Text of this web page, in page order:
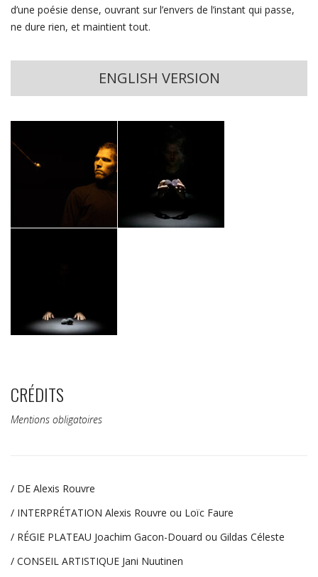
d’une poésie dense, ouvrant sur l’envers de l’instant qui passe,
ne dure rien, et maintient tout.
ENGLISH VERSION
CRÉDITS
Mentions obligatoires
/ DE Alexis Rouvre
/ INTERPRÉTATION Alexis Rouvre ou Loïc Faure
/ RÉGIE PLATEAU Joachim Gacon-Douard ou Gildas Céleste
/ CONSEIL ARTISTIQUE Jani Nuutinen